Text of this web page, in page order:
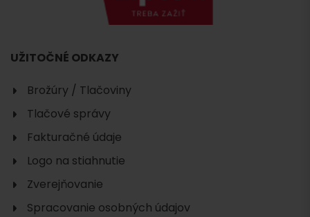
UŽITOČNÉ ODKAZY
Brožúry / Tlačoviny
Tlačové správy
Fakturačné údaje
Logo na stiahnutie
Zverejňovanie
Spracovanie osobných údajov